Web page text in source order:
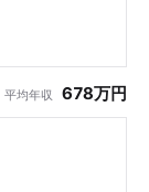
平均年収 678万円